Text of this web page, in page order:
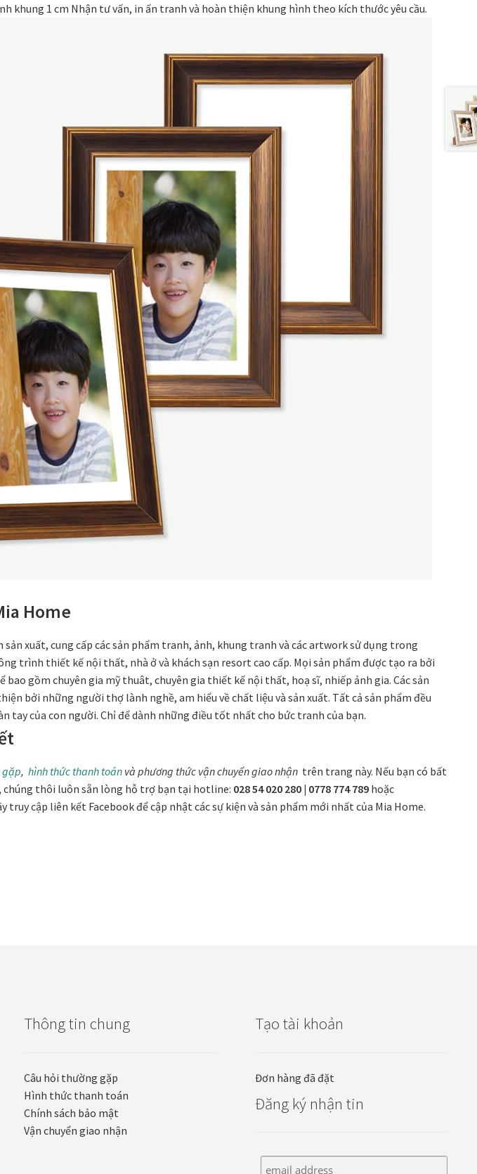
khung 1 cm Nhận tư vấn, in ấn tranh và hoàn thiện khung hình theo kích thước yêu cầu.
Home
sản xuất, cung cấp các sản phẩm tranh, ảnh, khung tranh và các artwork sử dụng trong
trình thiết kế nội thất, nhà ở và khách sạn resort cao cấp. Mọi sản phẩm được tạo ra bởi
gồm chuyên gia mỹ thuât, chuyên gia thiết kế nội thất, hoạ sĩ, nhiếp ảnh gia. Các sản
bởi những người thợ lành nghề, am hiểu về chất liệu và sản xuất. Tất cả sản phẩm đều
tay của con người. Chỉ để dành những điều tốt nhất cho bức tranh của bạn.
gặp, hình thức thanh toán và phương thức vận chuyển giao nhận trên trang này. Nếu bạn có bất
chúng thôi luôn sẵn lòng hỗ trợ bạn tại hotline: 028 54 020 280 | 0778 774 789 hoặc
truy cập liên kết Facebook để cập nhật các sự kiện và sản phẩm mới nhất của Mia Home.
Thông tin chung
Câu hỏi thường gặp
Hình thức thanh toán
Chính sách bảo mật
Vận chuyển giao nhận
Tạo tài khoản
Đơn hàng đã đặt
Đăng ký nhận tin